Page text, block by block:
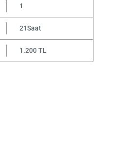
1
21Saat
1.200 TL